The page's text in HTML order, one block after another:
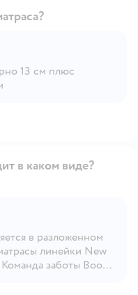
вопрос
13 см плюс
вопрос
в каком виде?
в разложенном
линейки New
заботы Boom